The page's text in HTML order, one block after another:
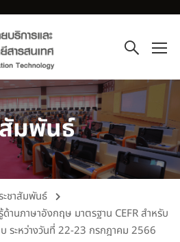
มพันธ์
ะชาสัมพันธ์
านภาษาอังกฤษ มาตรฐาน CEFR สำหรับ
ระหว่างวันที่ 22-23 กรกฎาคม 2566